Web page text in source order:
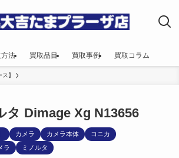
方法 買取品目 買取事例 買取コラム
】
タ Dimage Xg N13656
カメラ カメラ本体
コニカ
ラ
ミノルタ